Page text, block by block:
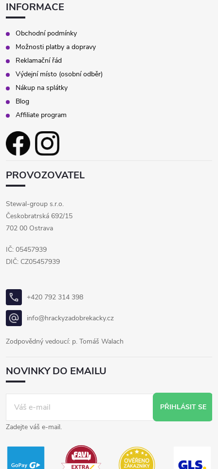
INFORMACE
Obchodní podmínky
Možnosti platby a dopravy
Reklamační řád
Výdejní místo (osobní odběr)
Nákup na splátky
Blog
Affiliate program
PROVOZOVATEL
Stewal-group s.r.o.
Českobratrská 692/15
702 00 Ostrava
IČ: 05457939
DIČ: CZ05457939
+420 792 314 398
info@hrackyzadobrekacky.cz
Zodpovědný vedoucí: p. Tomáš Walach
NOVINKY DO EMAILU
PŘIHLÁSIT SE
Zadejte váš e-mail.